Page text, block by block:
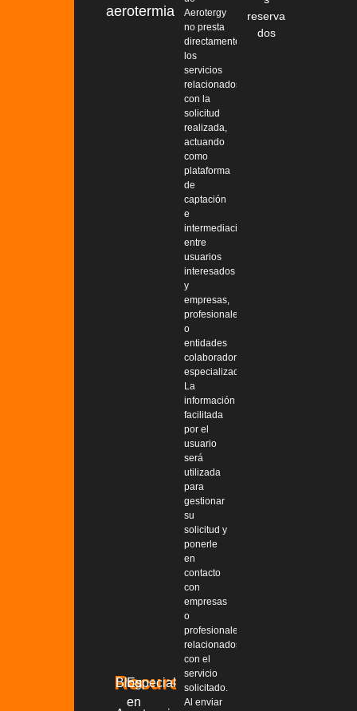
aerotermia
Recursos
Blog
Especialistas
en
Aerotergy
no presta
directamente
los
servicios
relacionados
con la
solicitud
realizada,
actuando
como
plataforma
de
captación
e
intermediación
entre
usuarios
interesados
y
empresas,
profesionales
o
entidades
colaboradoras
especializadas.
La
información
facilitada
por el
usuario
será
utilizada
para
gestionar
su
solicitud y
ponerle
en
contacto
con
empresas
o
profesionales
relacionados
con el
servicio
solicitado.
Al enviar
reserva
dos